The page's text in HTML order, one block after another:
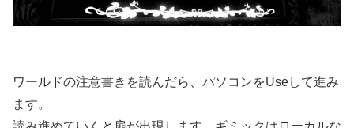
ワールドの注意書きを読んだら、パソコンをUseして進み
ます。